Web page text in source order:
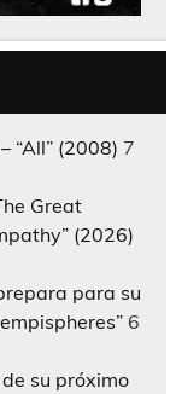
“All” (2008) 7
Great
(2026)
para su
6
su próximo